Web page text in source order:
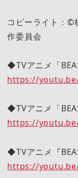
コピーライト：©
作委員会
◆TVアニメ「
https://youtu.be/
◆TVアニメ「
https://
◆TVアニメ『
https://